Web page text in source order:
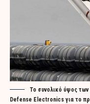
Το συνολικό ύψος των
Defense Electronics για το